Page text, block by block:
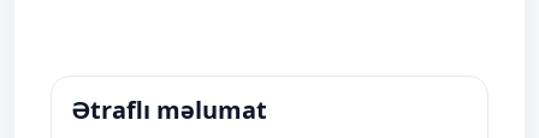
Ətraflı məlumat